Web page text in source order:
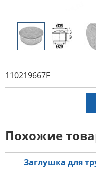
110219667F
Похожие
Заглушка для